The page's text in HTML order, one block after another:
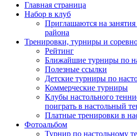
Главная страница
Набор в клуб
Приглашаются на
района
Тренировки, турниры и
Рейтинг
Ближайшие турниры по
Полезные ссылки
Детские турниры по
Коммерческие турниры
Клубы настольного
поиграть в настольный
Платные тренировки в
Фотоальбом
Турнир по настольному